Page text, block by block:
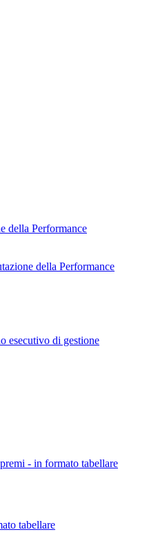
della Performance
della Performance
esecutivo di gestione
- in formato tabellare
tabellare